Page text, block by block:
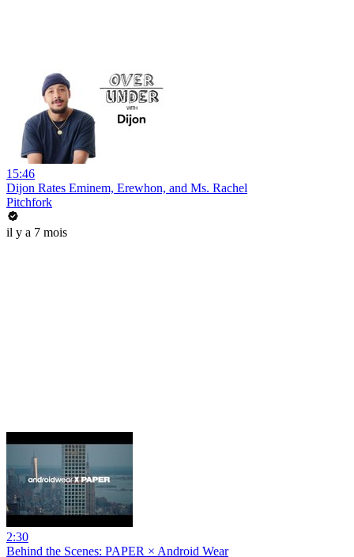
15:46
Dijon Rates Eminem, Erewhon, and Ms. Rachel
Pitchfork
il y a 7 mois
2:30
Behind the Scenes: PAPER × Android Wear